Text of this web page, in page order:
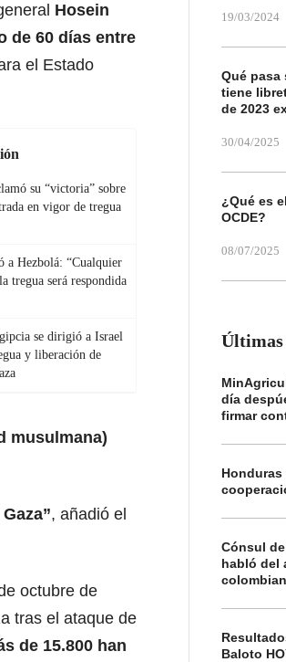
Hosein
de 60 días entre
el Estado
su “victoria” sobre
en vigor de tregua
a Hezbolá: “Cualquier
tregua será respondida
se dirigió a Israel
y liberación de
musulmana)
, añadió el
octubre de
tras el ataque de
de 15.800 han
19/03/2024
Qué pasa
tiene
de 2023
30/04/2025
¿Qué es
OCDE?
08/07/2025
día
firmar
Cónsul
habló del
Baloto